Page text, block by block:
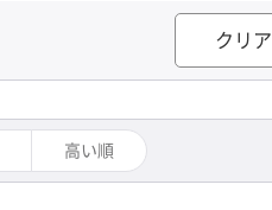
クリア
高い順